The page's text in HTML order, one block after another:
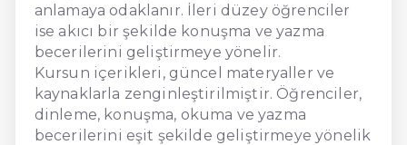
anlamaya odaklanır. İleri düzey öğrenciler
ise akıcı bir şekilde konuşma ve yazma
becerilerini geliştirmeye yönelir.
Kursun içerikleri, güncel materyaller ve
kaynaklarla zenginleştirilmiştir. Öğrenciler,
dinleme, konuşma, okuma ve yazma
becerilerini eşit şekilde geliştirmeye yönelik